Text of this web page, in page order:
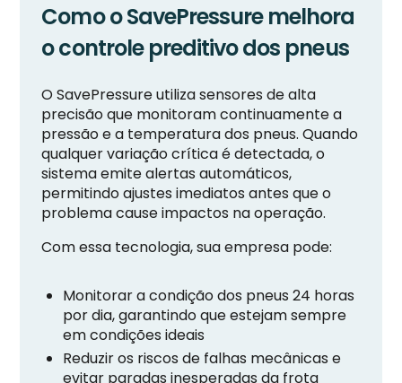
Como o SavePressure melhora
o controle preditivo dos pneus
O SavePressure utiliza sensores de alta
precisão que monitoram continuamente a
pressão e a temperatura dos pneus. Quando
qualquer variação crítica é detectada, o
sistema emite alertas automáticos,
permitindo ajustes imediatos antes que o
problema cause impactos na operação.
Com essa tecnologia, sua empresa pode:
Monitorar a condição dos pneus 24 horas
por dia, garantindo que estejam sempre
em condições ideais
Reduzir os riscos de falhas mecânicas e
evitar paradas inesperadas da frota